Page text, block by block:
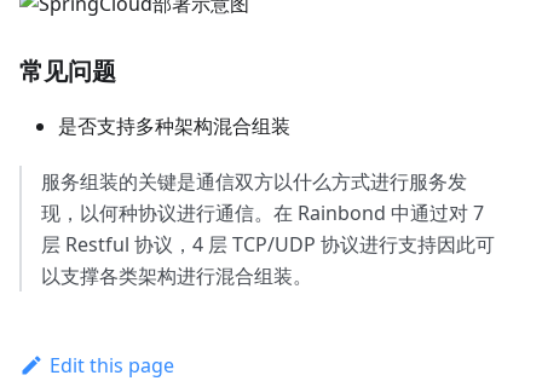
常见问题
是否支持多种架构混合组装
服务组装的关键是通信双方以什么方式进行服务发
现，以何种协议进行通信。在 Rainbond 中通过对 7
层 Restful 协议，4 层 TCP/UDP 协议进行支持因此可
以支撑各类架构进行混合组装。
Edit this page